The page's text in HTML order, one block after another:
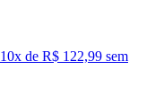
10x de R$ 122,99 sem